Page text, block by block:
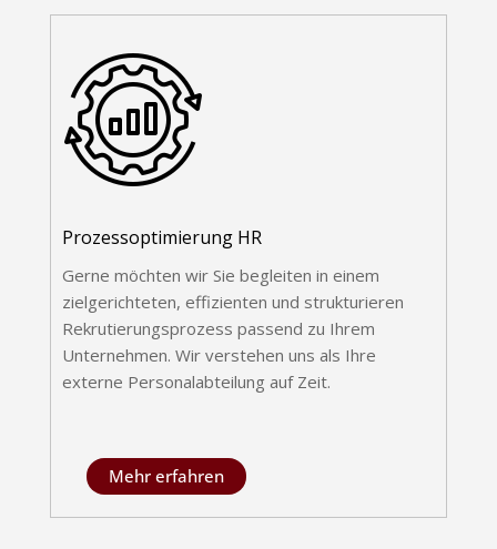
Prozessoptimierung HR
Gerne möchten wir Sie begleiten in einem
zielgerichteten, effizienten und strukturieren
Rekrutierungsprozess passend zu Ihrem
Unternehmen. Wir verstehen uns als Ihre
externe Personalabteilung auf Zeit.
Mehr erfahren